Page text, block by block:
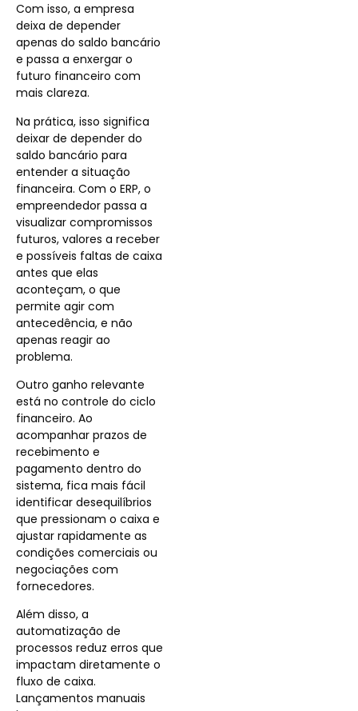
Com isso, a empresa
deixa de depender
apenas do saldo bancário
e passa a enxergar o
futuro financeiro com
mais clareza.
Na prática, isso significa
deixar de depender do
saldo bancário para
entender a situação
financeira. Com o ERP, o
empreendedor passa a
visualizar compromissos
futuros, valores a receber
e possíveis faltas de caixa
antes que elas
aconteçam, o que
permite agir com
antecedência, e não
apenas reagir ao
problema.
Outro ganho relevante
está no controle do ciclo
financeiro. Ao
acompanhar prazos de
recebimento e
pagamento dentro do
sistema, fica mais fácil
identificar desequilíbrios
que pressionam o caixa e
ajustar rapidamente as
condições comerciais ou
negociações com
fornecedores.
Além disso, a
automatização de
processos reduz erros que
impactam diretamente o
fluxo de caixa.
Lançamentos manuais